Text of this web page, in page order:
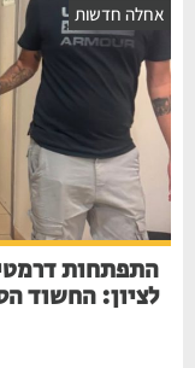
חדשות
התפתחות דרמטית
לציון: החשוד